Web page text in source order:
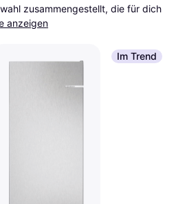
zusammengestellt, die für dich
anzeigen
Im Trend